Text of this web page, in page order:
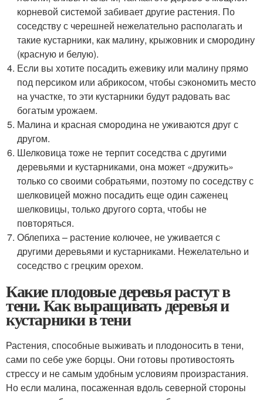
корневой системой забивает другие растения. По
соседству с черешней нежелательно располагать и
такие кустарники, как малину, крыжовник и смородину
(красную и белую).
Если вы хотите посадить ежевику или малину прямо
под персиком или абрикосом, чтобы сэкономить место
на участке, то эти кустарники будут радовать вас
богатым урожаем.
Малина и красная смородина не уживаются друг с
другом.
Шелковица тоже не терпит соседства с другими
деревьями и кустарниками, она может «дружить»
только со своими собратьями, поэтому по соседству с
шелковицей можно посадить еще один саженец
шелковицы, только другого сорта, чтобы не
повторяться.
Облепиха – растение колючее, не уживается с
другими деревьями и кустарниками. Нежелательно и
соседство с грецким орехом.
Какие плодовые деревья растут в
тени. Как выращивать деревья и
кустарники в тени
Растения, способные выживать и плодоносить в тени,
сами по себе уже борцы. Они готовы противостоять
стрессу и не самым удобным условиям произрастания.
Но если малина, посаженная вдоль северной стороны